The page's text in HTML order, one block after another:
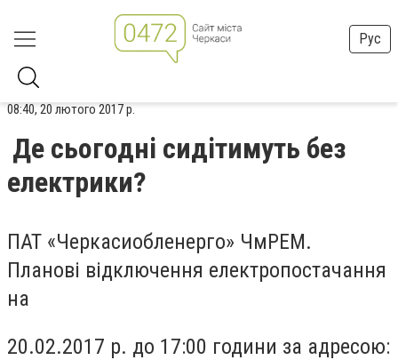
Рус
08:40, 20 лютого 2017 р.
Де сьогодні сидітимуть без
електрики?
ПАТ «Черкасиобленерго» ЧмРЕМ.
Планові відключення електропостачання
на
20.02.2017 р. до 17:00 години за адресою: